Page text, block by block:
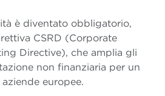
è diventato obbligatorio,
CSRD (Corporate
Directive), che amplia gli
non finanziaria per un
europee.